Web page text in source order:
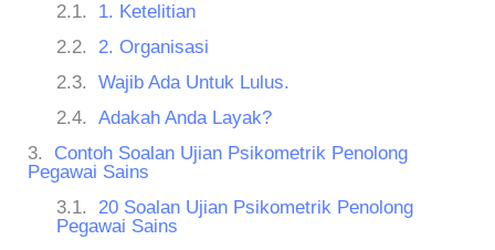
1. Ketelitian
2. Organisasi
Wajib Ada Untuk Lulus.
Adakah Anda Layak?
Contoh Soalan Ujian Psikometrik Penolong
Pegawai Sains
20 Soalan Ujian Psikometrik Penolong
Pegawai Sains